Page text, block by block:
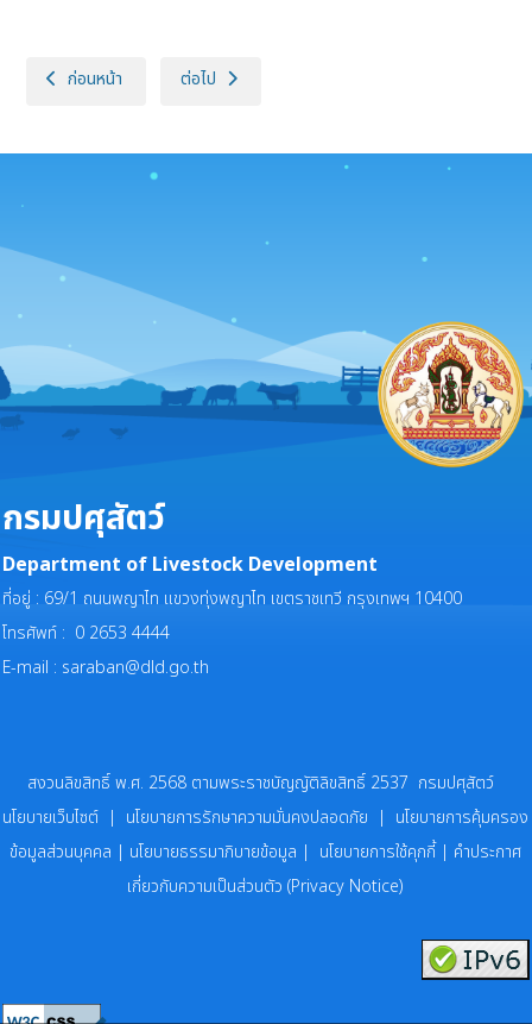
เนื้อหาก่อนหน้า: รายงานประจำปี 2568
ก่อนหน้า เนื้อหาถัดไป: รายงานประจำปี 2566
ต่อไป
กรมปศุสัตว์
Department of Livestock Development
ที่อยู่ : 69/1 ถนนพญาไท แขวงทุ่งพญาไท เขตราชเทวี กรุงเทพฯ 10400
โทรศัพท์ : 0 2653 4444
E-mail : saraban@dld.go.th
สงวนลิขสิทธิ์ พ.ศ. 2568 ตามพระราชบัญญัติลิขสิทธิ์ 2537 กรมปศุสัตว์
นโยบายเว็บไซต์ | นโยบายการรักษาความมั่นคงปลอดภัย | นโยบายการคุ้มครอง
ข้อมูลส่วนบุคคล | นโยบายธรรมาภิบายข้อมูล | นโยบายการใช้คุกกี้ | คำประกาศ
เกี่ยวกับความเป็นส่วนตัว (Privacy Notice)